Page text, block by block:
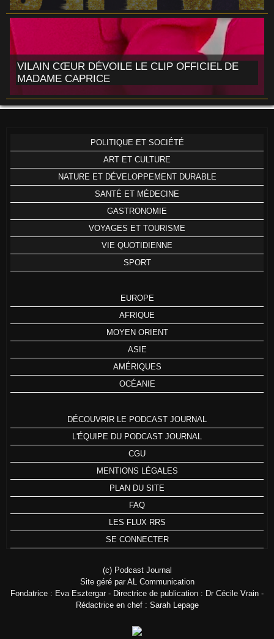
VILAIN CŒUR DÉVOILE LE CLIP OFFICIEL DE
MADAME CAPRICE
POLITIQUE ET SOCIÉTÉ
ART ET CULTURE
NATURE ET DÉVELOPPEMENT DURABLE
SANTÉ ET MÉDECINE
GASTRONOMIE
VOYAGES ET TOURISME
VIE QUOTIDIENNE
SPORT
EUROPE
AFRIQUE
MOYEN ORIENT
ASIE
AMÉRIQUES
OCÉANIE
DÉCOUVRIR LE PODCAST JOURNAL
L'ÉQUIPE DU PODCAST JOURNAL
CGU
MENTIONS LÉGALES
PLAN DU SITE
FAQ
LES FLUX RRS
SE CONNECTER
(c) Podcast Journal
Site géré par AL Communication
Fondatrice : Eva Esztergar - Directrice de publication : Dr Cécile Vrain -
Rédactrice en chef : Sarah Lepage